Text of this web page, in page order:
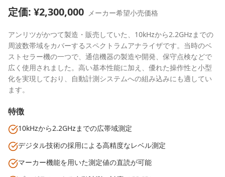
定価: ¥2,300,000 メーカー希望小売価格
アンリツがかつて製造・販売していた、10kHzから2.2GHzまでの
周波数帯域をカバーするスペクトラムアナライザです。当時のベ
ストセラー機の一つで、通信機器の製造や開発、保守点検などで
広く使用されました。高い基本性能に加え、優れた操作性と小型
化を実現しており、自動計測システムへの組み込みにも適してい
ます。
特徴
10kHzから2.2GHzまでの広帯域測定
デジタル技術の採用による高精度なレベル測定
マーカー機能を用いた測定値の直読が可能